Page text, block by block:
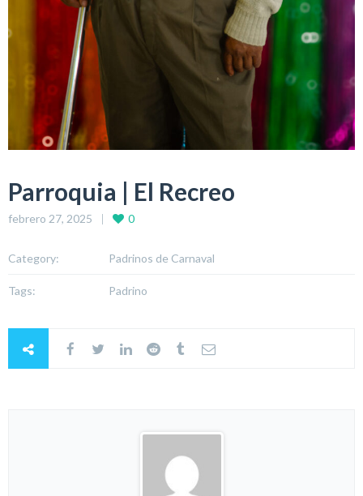
Parroquia | El Recreo
febrero 27, 2025 0
Category: Padrinos de Carnaval
Tags: Padrino